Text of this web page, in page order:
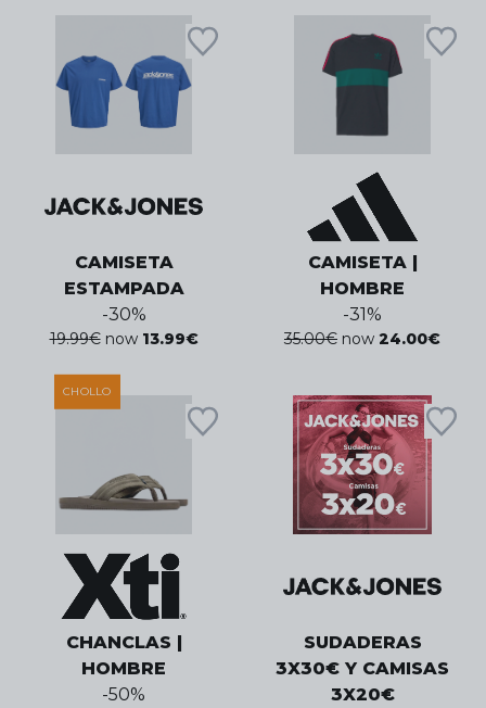
CAMISETA
ESTAMPADA
-30%
19.99€ now 13.99€
CAMISETA |
HOMBRE
-31%
35.00€ now 24.00€
CHOLLO
CHANCLAS |
HOMBRE
-50%
SUDADERAS
3X30€ Y CAMISAS
3X20€